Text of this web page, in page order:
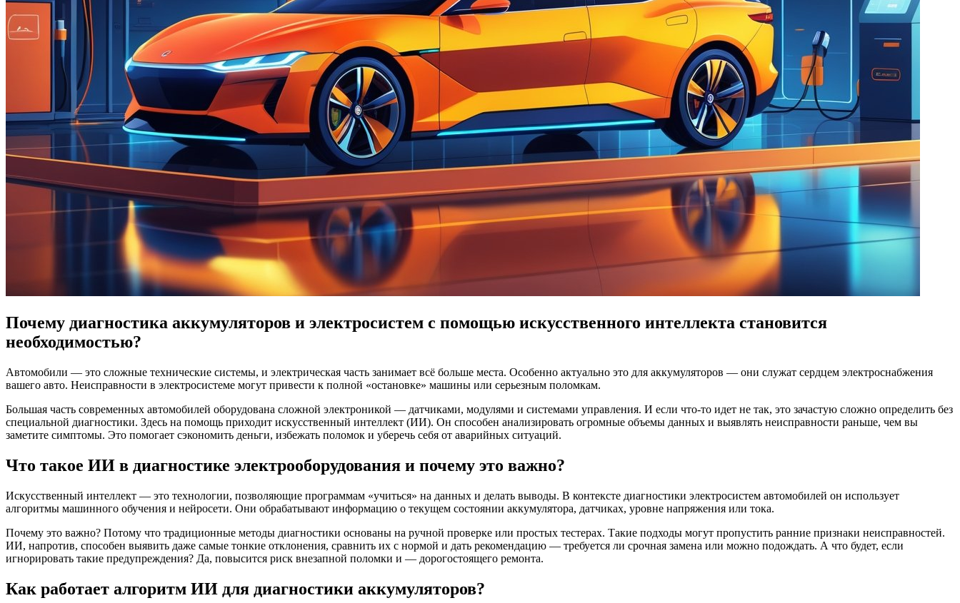
Почему диагностика аккумуляторов и электросистем с помощью искусственного интеллекта становится
необходимостью?
Автомобили — это сложные технические системы, и электрическая часть занимает всё больше места. Особенно актуально это для аккумуляторов — они служат сердцем электроснабжения
вашего авто. Неисправности в электросистеме могут привести к полной «остановке» машины или серьезным поломкам.
Большая часть современных автомобилей оборудована сложной электроникой — датчиками, модулями и системами управления. И если что-то идет не так, это зачастую сложно определить без
специальной диагностики. Здесь на помощь приходит искусственный интеллект (ИИ). Он способен анализировать огромные объемы данных и выявлять неисправности раньше, чем вы
заметите симптомы. Это помогает сэкономить деньги, избежать поломок и уберечь себя от аварийных ситуаций.
Что такое ИИ в диагностике электрооборудования и почему это важно?
Искусственный интеллект — это технологии, позволяющие программам «учиться» на данных и делать выводы. В контексте диагностики электросистем автомобилей он использует
алгоритмы машинного обучения и нейросети. Они обрабатывают информацию о текущем состоянии аккумулятора, датчиках, уровне напряжения или тока.
Почему это важно? Потому что традиционные методы диагностики основаны на ручной проверке или простых тестерах. Такие подходы могут пропустить ранние признаки неисправностей.
ИИ, напротив, способен выявить даже самые тонкие отклонения, сравнить их с нормой и дать рекомендацию — требуется ли срочная замена или можно подождать. А что будет, если
игнорировать такие предупреждения? Да, повысится риск внезапной поломки и — дорогостоящего ремонта.
Как работает алгоритм ИИ для диагностики аккумуляторов?